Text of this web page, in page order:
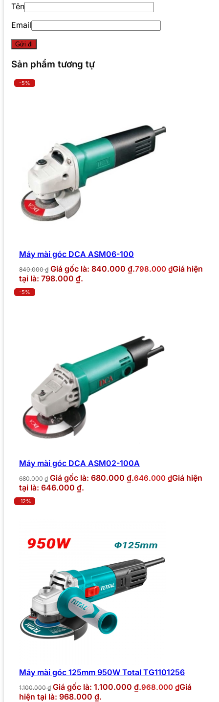
Tên
Email
Sản phẩm tương tự
-5%
Máy mài góc DCA ASM06-100
840.000₫ Giá gốc là: 840.000 ₫.798.000 ₫Giá hiện
tại là: 798.000 ₫.
-5%
Máy mài góc DCA ASM02-100A
680.000₫ Giá gốc là: 680.000 ₫.646.000 ₫Giá hiện
tại là: 646.000 ₫.
-12%
Máy mài góc 125mm 950W Total TG1101256
1.100.000₫ Giá gốc là: 1.100.000 ₫.968.000 ₫Giá
hiện tại là: 968.000 ₫.